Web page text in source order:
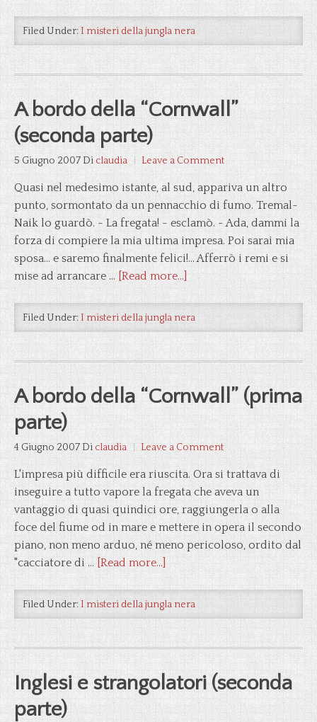
Filed Under:I misteri della jungla nera
A bordo della “Cornwall”
(seconda parte)
5 Giugno 2007 Di claudia Leave a Comment
Quasi nel medesimo istante, al sud, appariva un altro
punto, sormontato da un pennacchio di fumo. Tremal-
Naik lo guardò. - La fregata! - esclamò. - Ada, dammi la
forza di compiere la mia ultima impresa. Poi sarai mia
sposa... e saremo finalmente felici!... Afferrò i remi e si
mise ad arrancare … [Read more...]
Filed Under: I misteri della jungla nera
A bordo della “Cornwall” (prima
parte)
4 Giugno 2007Diclaudia Leave a Comment
L'impresa più difficile era riuscita. Ora si trattava di
inseguire a tutto vapore la fregata che aveva un
vantaggio di quasi quindici ore, raggiungerla o alla
foce del fiume od in mare e mettere in opera il secondo
piano, non meno arduo, né meno pericoloso, ordito dal
"cacciatore di … [Read more...]
Filed Under:I misteri della jungla nera
Inglesi e strangolatori (seconda
parte)